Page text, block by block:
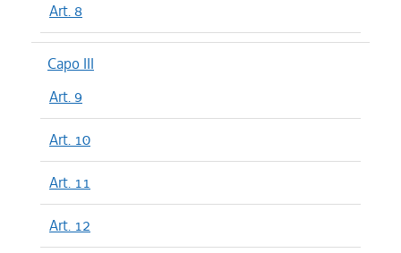
Art. 8
Capo III
Art. 9
Art. 10
Art. 11
Art. 12